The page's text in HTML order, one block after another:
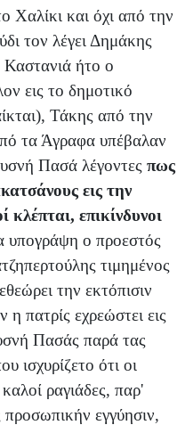
Χαλίκι και όχι από την
τον λέγει Δημάκης
ήτο ο
εις το δημοτικό
Τάκης από την
τα Άγραφα υπέβαλαν
Πασά λέγοντες πως
εις την
κλέπται, επικίνδυνοι
υπογράψη ο προεστός
τιμημένος
την εκτόπισιν
πατρίς εχρεώστει εις
Πασάς παρά τας
ισχυρίζετο ότι οι
καλοί ραγιάδες, παρ'
προσωπικήν εγγύησιν,